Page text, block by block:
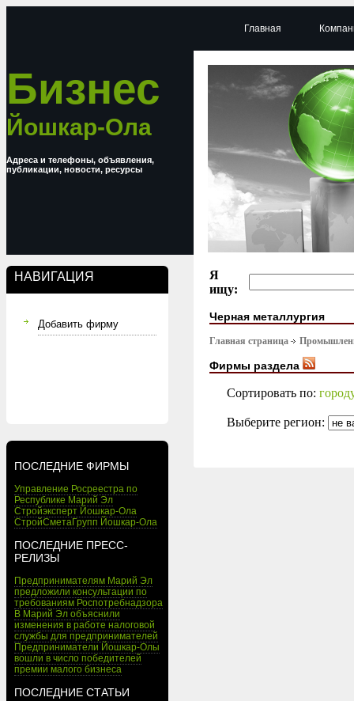
Бизнес
Йошкар-Ола
Адреса и телефоны, объявления,
публикации, новости, ресурсы
НАВИГАЦИЯ
Добавить фирму
ПОСЛЕДНИЕ ФИРМЫ
Управление Росреестра по
Республике Марий Эл
Стройэксперт Йошкар-Ола
СтройСметаГрупп Йошкар-Ола
ПОСЛЕДНИЕ ПРЕСС-
РЕЛИЗЫ
Предпринимателям Марий Эл
предложили консультации по
требованиям Роспотребнадзора
В Марий Эл объяснили
изменения в работе налоговой
службы для предпринимателей
Предприниматели Йошкар-Олы
вошли в число победителей
премии малого бизнеса
ПОСЛЕДНИЕ СТАТЬИ
Главная
Я
ищу:
Черная металлургия
Главная страница
Фирмы раздела
Сортировать по:
Выберите регион: